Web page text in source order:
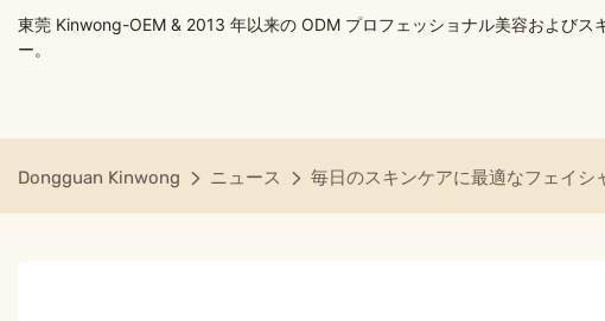
東莞 Kinwong-OEM & 2013 年以来の ODM プロフェッショナル美容およびス
ー。
Dongguan Kinwong ニュース 毎日のスキンケアに最適なフェイシ